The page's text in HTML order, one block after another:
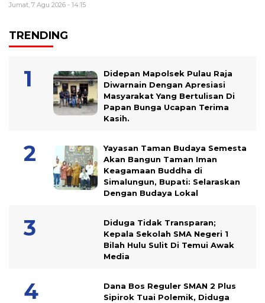
Jumat, 7 Agu 2026 - 14:15
TRENDING
Didepan Mapolsek Pulau Raja
Diwarnain Dengan Apresiasi
Masyarakat Yang Bertulisan Di
Papan Bunga Ucapan Terima
Kasih.
Yayasan Taman Budaya Semesta
Akan Bangun Taman Iman
Keagamaan Buddha di
Simalungun, Bupati: Selaraskan
Dengan Budaya Lokal
Diduga Tidak Transparan;
Kepala Sekolah SMA Negeri 1
Bilah Hulu Sulit Di Temui Awak
Media
Dana Bos Reguler SMAN 2 Plus
Sipirok Tuai Polemik, Diduga